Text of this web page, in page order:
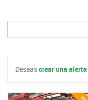
Deseascrear una alerta